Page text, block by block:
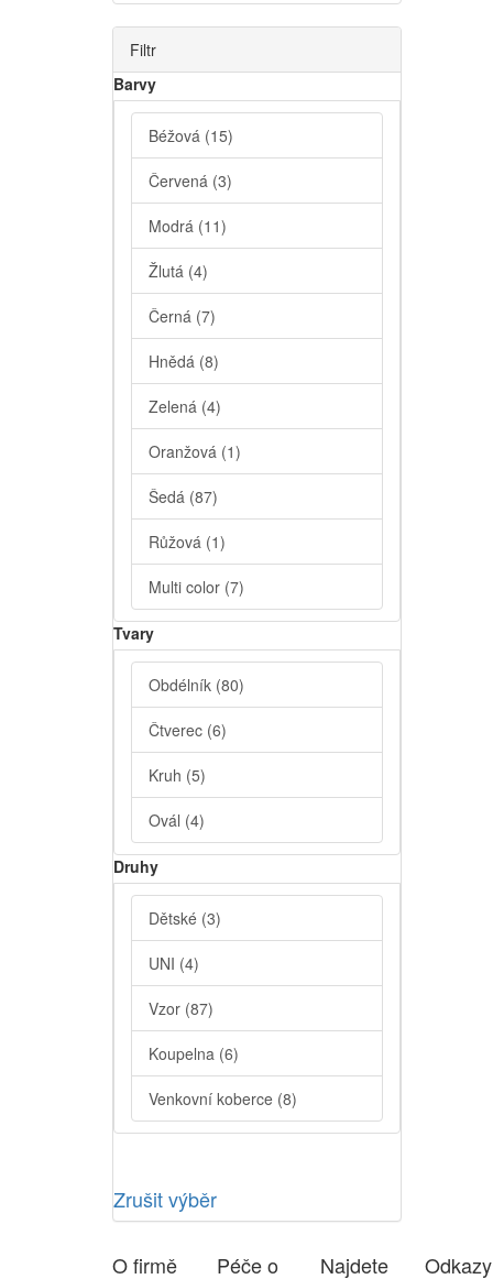
Filtr
Barvy
Béžová (15)
Červená (3)
Modrá (11)
Žlutá (4)
Černá (7)
Hnědá (8)
Zelená (4)
Oranžová (1)
Šedá (87)
Růžová (1)
Multi color (7)
Tvary
Obdélník (80)
Čtverec (6)
Kruh (5)
Ovál (4)
Druhy
Dětské (3)
UNI (4)
Vzor (87)
Koupelna (6)
Venkovní koberce (8)
Zrušit výběr
O firmě Péče o Najdete Odkazy